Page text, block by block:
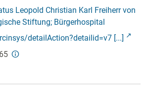
Leopold Christian Karl Freiherr von
Stiftung; Bürgerhospital
detailAction?detailid=v7 [...]